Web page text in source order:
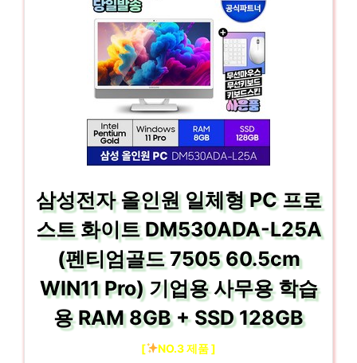
삼성전자 올인원 일체형 PC 프로
스트 화이트 DM530ADA-L25A
(펜티엄골드 7505 60.5cm
WIN11 Pro) 기업용 사무용 학습
용 RAM 8GB + SSD 128GB
[ NO.3 제품 ]